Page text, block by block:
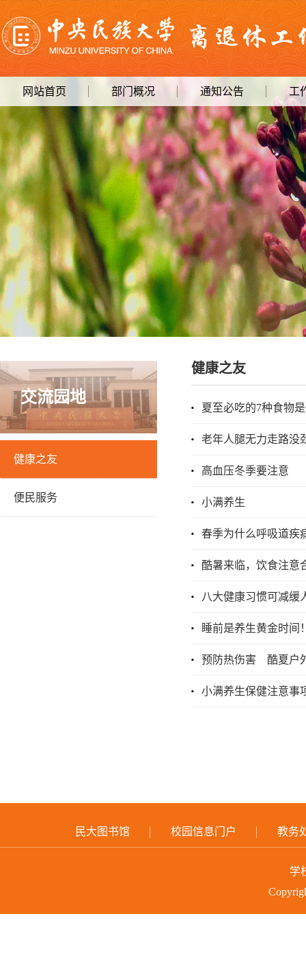
网站首页 部门概况 通知公告 工
交流园地
健康之友
便民服务
健康之友
夏至必吃的7种食物
老年人腿无力走路没
高血压冬季要注意
小满养生
春季为什么呼吸道疾
酷暑来临，饮食注意
八大健康习惯可减缓
睡前是养生黄金时间
预防热伤害 酷夏户
小满养生保健注意事
民大图书馆 校园信息门户 教务
学